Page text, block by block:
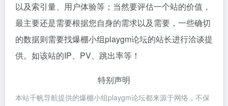
以及索引量、用户体验等；当然要评估一个站的价值，
最主要还是需要根据您自身的需求以及需要，一些确切
的数据则需要找爆棚小组playgm论坛的站长进行洽谈提
供。如该站的IP、PV、跳出率等！
特别声明
本站千帆导航提供的爆棚小组playgm论坛都来源于网络，不保